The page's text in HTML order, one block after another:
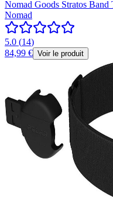
Nomad Goods Stratos
Nomad
5.0 (14)
84,99 € Voir le produit